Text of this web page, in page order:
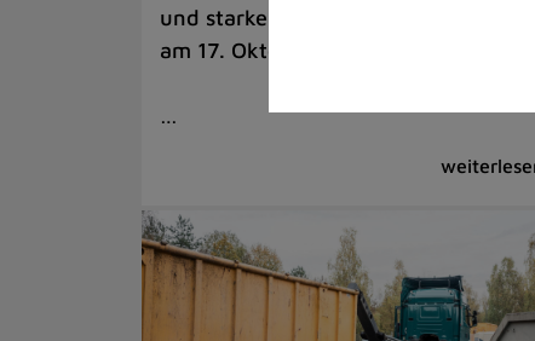
und starke Acts aus der Region
am 17. Oktober in Lintorf zusammen
…